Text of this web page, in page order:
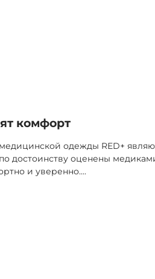
комфорт
одежды RED+
достоинству оценены
и уверенно....